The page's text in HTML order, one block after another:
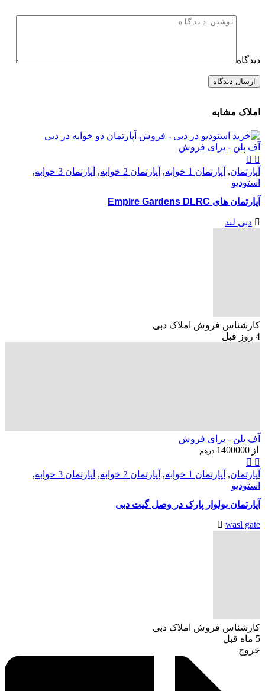
دیدگاه
املاک مشابه
آف پلن - برای فروش
آپارتمان, آپارتمان 1 خوابه , آپارتمان 2 خوابه , آپارتمان 3 خوابه
,
استودیو
آپارتمان های Empire Gardens DLRC
دبی لند
کارشناس فروش املاک دبی
4 روز قبل
آف پلن - برای فروش
از 1400000 درهم
آپارتمان, آپارتمان 1 خوابه , آپارتمان 2 خوابه , آپارتمان 3 خوابه
,
استودیو
آپارتمان بولوار پارک در وصل گیت دبی
wasl gate
کارشناس فروش املاک دبی
5 ماه قبل
خروج